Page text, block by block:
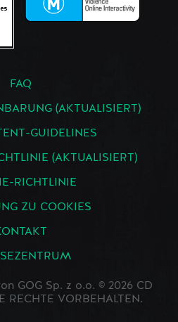
FAQ
(AKTUALISIERT)
GUIDELINES
(AKTUALISIERT)
RICHTLINIE
ZU COOKIES
GOG Sp. z o.o. © 2026 CD
RECHTE VORBEHALTEN.